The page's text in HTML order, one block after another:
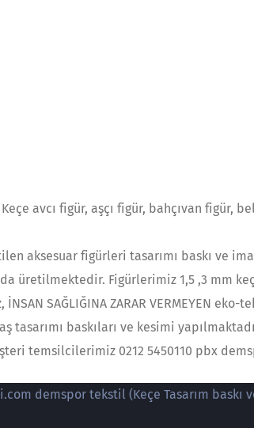
avcı figür, aşçı figür, bahçıvan
aksesuar figürleri tasarımı baskı ve
üretilmektedir. Figürlerimiz 1,5 ,3 mm
SAĞLIĞINA ZARAR VERMEYEN eko-
tasarımı baskıları ve kesimi
temsilcilerimiz 0212 5450110 pbx
demspor tekstil (Keçe Tasarım